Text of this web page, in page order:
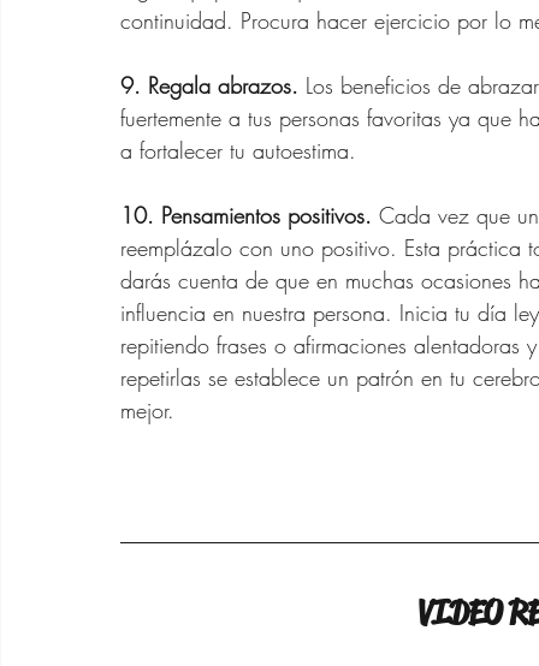
continuidad. Procura hacer ejercicio por lo
9. Regala abrazos. Los beneficios de
fuertemente a tus personas favoritas ya
a fortalecer tu autoestima.
10. Pensamientos positivos. Cada vez que
reemplázalo con uno positivo. Esta
darás cuenta de que en muchas ocasiones
influencia en nuestra persona. Inicia tu día
repitiendo frases o afirmaciones alentadoras
repetirlas se establece un patrón en tu
mejor.
VIDEO